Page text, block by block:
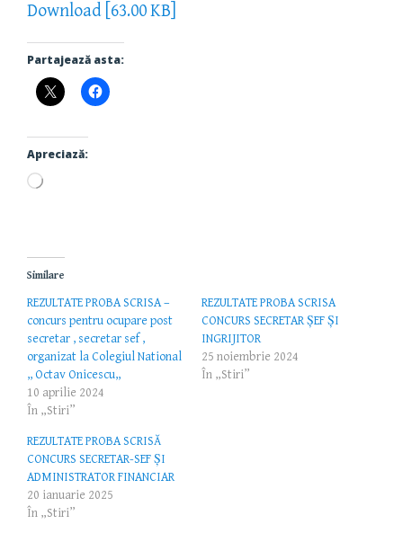
Download [63.00 KB]
Partajează asta:
Apreciază:
Încarc...
Similare
REZULTATE PROBA SCRISA –
concurs pentru ocupare post
secretar , secretar sef ,
organizat la Colegiul National
,, Octav Onicescu,,
10 aprilie 2024
În „Stiri”
REZULTATE PROBA SCRISA
CONCURS SECRETAR ȘEF ȘI
INGRIJITOR
25 noiembrie 2024
În „Stiri”
REZULTATE PROBA SCRISĂ
CONCURS SECRETAR-SEF ŞI
ADMINISTRATOR FINANCIAR
20 ianuarie 2025
În „Stiri”